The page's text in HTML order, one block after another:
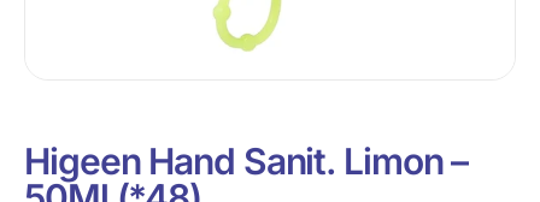
Higeen Hand Sanit. Limon –